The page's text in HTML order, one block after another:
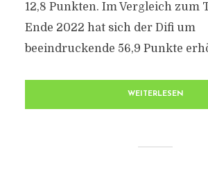
12,8 Punkten. Im Vergleich zum
Ende 2022 hat sich der Difi um
beeindruckende 56,9 Punkte
WEITERLESEN